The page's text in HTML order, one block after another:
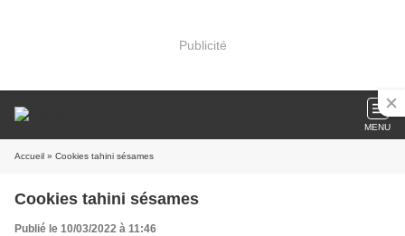
Publicité
MENU
Accueil » Cookies tahini sésames
Cookies tahini sésames
Publié le 10/03/2022 à 11:46